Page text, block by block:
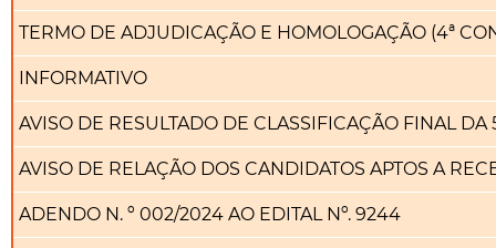
TERMO DE ADJUDICAÇÃO E HOMOLOGAÇÃO (4ª
INFORMATIVO
AVISO DE RESULTADO DE CLASSIFICAÇÃO FINAL DA
AVISO DE RELAÇÃO DOS CANDIDATOS APTOS A
ADENDO N. º 002/2024 AO EDITAL Nº. 9244